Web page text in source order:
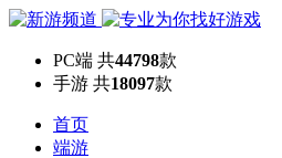
PC端 共44798款
手游 共18097款
首页
端游